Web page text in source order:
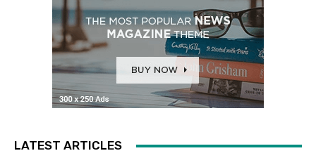
LATEST ARTICLES